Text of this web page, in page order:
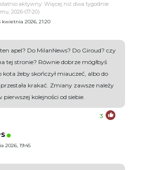
aktywny: Więcej niż dwa tygodnie
2026-07-20)
kwietnia 2026, 21:20
apel? Do MilanNews? Do Giroud? czy
tej stronie? Równie dobrze mógłbyś
kota żeby skończył miauczeć, albo do
krakać. Zmiany zawsze należy
pierwszej kolejności od siebie.
3
2026, 19:45